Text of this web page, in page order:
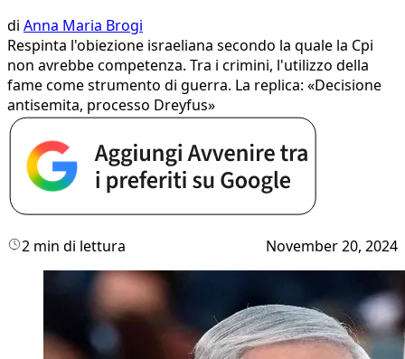
di Anna Maria Brogi
Respinta l'obiezione israeliana secondo la quale la Cpi
non avrebbe competenza. Tra i crimini, l'utilizzo della
fame come strumento di guerra. La replica: «Decisione
antisemita, processo Dreyfus»
2 min di lettura November 20, 2024